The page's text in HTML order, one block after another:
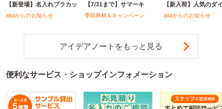
【新登場】名入れプラカッ
attaからのお知らせ
【7/31まで】サマーキ
季節商材＆キャンペーン
【新入荷】人気のダ
attaからのお知らせ
アイデアノートをもっと見る
便利なサービス・ショップインフォメーション